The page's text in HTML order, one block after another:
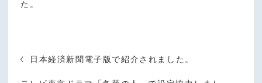
た。
日本経済新聞電子版で紹介されました。